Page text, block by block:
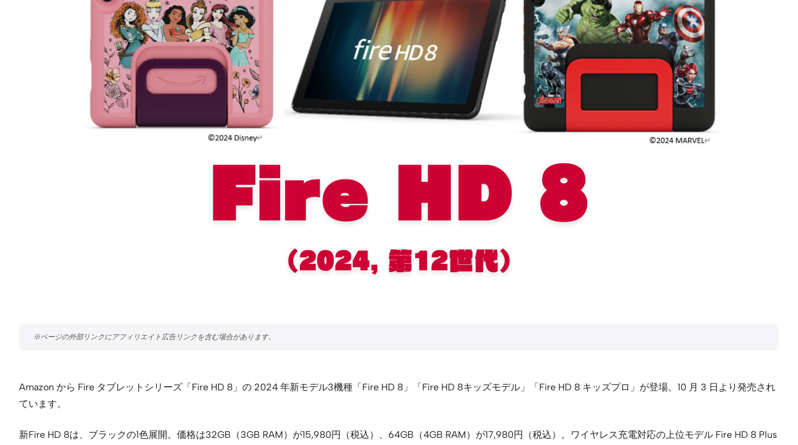
Amazon から Fire タブレットシリーズ「Fire HD 8」の 2024 年新モデル3機種「Fire HD 8」「Fire HD 8キッズモデル」「Fire HD 8 キッズプロ」が登場。10 月 3 日より発売され
ています。
新Fire HD 8は、ブラックの1色展開。価格は32GB（3GB RAM）が15,980円（税込）、64GB（4GB RAM）が17,980円（税込）。ワイヤレス充電対応の上位モデル Fire HD 8 Plus